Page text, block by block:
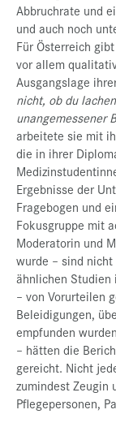
Abbruchrate und
und auch noch
Für Österreich
vor allem
Ausgangslage
nicht, ob du
unangemessener
arbeitete sie mit
die in ihrer
Ergebnisse der
Fragebogen und
Fokusgruppe mit
Moderatorin und
wurde – sind
ähnlichen Studien
– von Vorurteilen
Beleidigungen,
empfunden
– hätten die
gereicht. Nicht
zumindest Zeugin
Pflegepersonen,